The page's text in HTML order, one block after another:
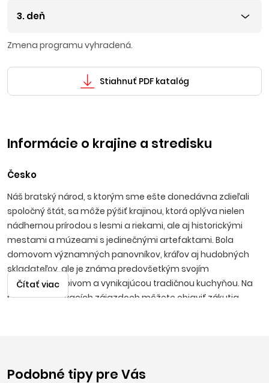
3. deň
Zmena programu vyhradená.
Stiahnuť PDF katalóg
Informácie o krajine a stredisku
Česko
Náš bratský národ, s ktorým sme ešte donedávna zdieľali
spoločný štát, sa môže pýšiť krajinou, ktorá oplýva nielen
nádhernou prírodou s lesmi a riekami, ale aj historickými
mestami a múzeami s jedinečnými artefaktami. Bola
domovom významných panovníkov, kráľov aj hudobných
skladateľov, ale je známa predovšetkým svojím
osviežujúcim pivom a vynikajúcou tradičnou kuchyňou. Na
našich poznávacích zájazdoch môžete objaviť zákutia
ďalších krásnych lokalít. Milovníci prírodných krás si prídu na
Čítať viac
Podobné tipy pre Vás